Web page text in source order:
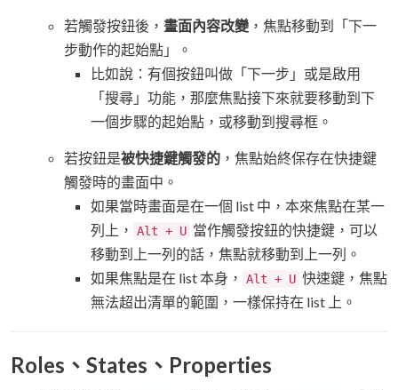
若觸發按鈕後， 畫面內容改變 ，焦點移動到「下一
步動作的起始點」。
比如說：有個按鈕叫做「下一步」或是啟用
「搜尋」功能，那麼焦點接下來就要移動到下
一個步驟的起始點，或移動到搜尋框。
若按鈕是被快捷鍵觸發的 ，焦點始終保存在快捷鍵
觸發時的畫面中。
如果當時畫面是在一個 list 中，本來焦點在某一
列上，
Alt + U 當作觸發按鈕的快捷鍵，可以
移動到上一列的話，焦點就移動到上一列。
如果焦點是在 list 本身，
Alt + U 快速鍵，焦點
無法超出清單的範圍，一樣保持在 list 上。
Roles、States、Properties